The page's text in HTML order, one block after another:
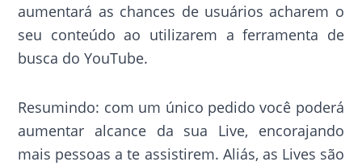
aumentará as chances de usuários acharem o
seu conteúdo ao utilizarem a ferramenta de
busca do YouTube.
Resumindo: com um único pedido você poderá
aumentar alcance da sua Live, encorajando
mais pessoas a te assistirem. Aliás, as Lives são